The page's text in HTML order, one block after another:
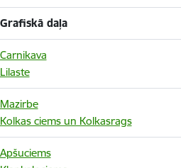
Grafiskā daļa
Carnikava
Lilaste
Mazirbe
Kolkas ciems un Kolkasrags
Apšuciems